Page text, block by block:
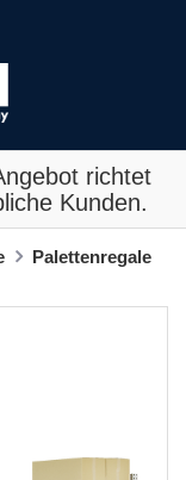
richtet
Kunden.
Palettenregale